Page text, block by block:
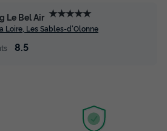
Le Bel Air ★★★★★
Loire, Les Sables-d'Olonne
8.5